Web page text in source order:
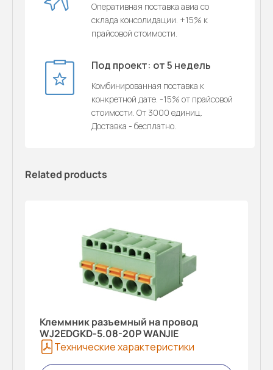
Оперативная поставка авиа со
склада консолидации. +15% к
прайсовой стоимости.
Под проект: от 5 недель
Комбинированная поставка к
конкретной дате. -15% от прайсовой
стоимости. От 3000 единиц.
Доставка - бесплатно.
Related products
Клеммник разъемный на провод
WJ2EDGKD-5.08-20P WANJIE
Технические характеристики